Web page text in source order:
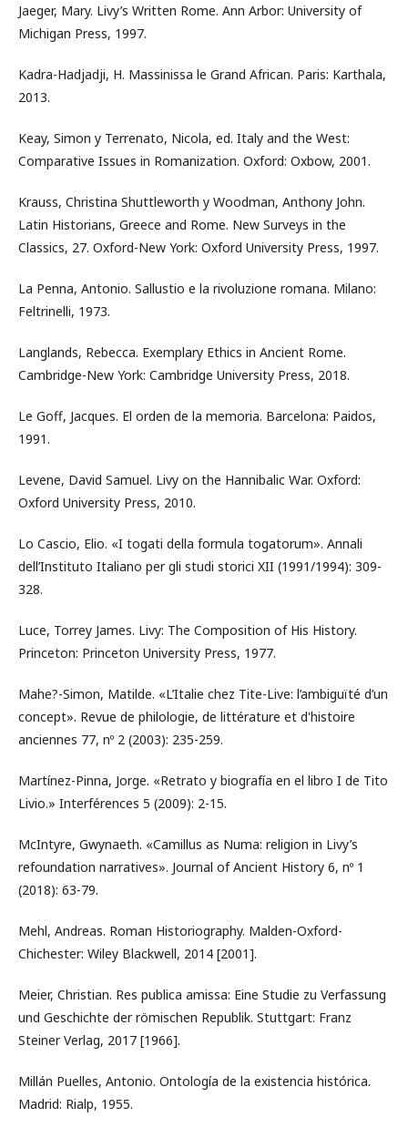
Jaeger, Mary. Livy’s Written Rome. Ann Arbor: University of
Michigan Press, 1997.
Kadra-Hadjadji, H. Massinissa le Grand African. Paris: Karthala,
2013.
Keay, Simon y Terrenato, Nicola, ed. Italy and the West:
Comparative Issues in Romanization. Oxford: Oxbow, 2001.
Krauss, Christina Shuttleworth y Woodman, Anthony John.
Latin Historians, Greece and Rome. New Surveys in the
Classics, 27. Oxford-New York: Oxford University Press, 1997.
La Penna, Antonio. Sallustio e la rivoluzione romana. Milano:
Feltrinelli, 1973.
Langlands, Rebecca. Exemplary Ethics in Ancient Rome.
Cambridge-New York: Cambridge University Press, 2018.
Le Goff, Jacques. El orden de la memoria. Barcelona: Paidos,
1991.
Levene, David Samuel. Livy on the Hannibalic War. Oxford:
Oxford University Press, 2010.
Lo Cascio, Elio. «I togati della formula togatorum». Annali
dell’Instituto Italiano per gli studi storici XII (1991/1994): 309-
328.
Luce, Torrey James. Livy: The Composition of His History.
Princeton: Princeton University Press, 1977.
Mahe?-Simon, Matilde. «L’Italie chez Tite-Live: l’ambiguïté d’un
concept». Revue de philologie, de littérature et d'histoire
anciennes 77, nº 2 (2003): 235-259.
Martínez-Pinna, Jorge. «Retrato y biografía en el libro I de Tito
Livio.» Interférences 5 (2009): 2-15.
McIntyre, Gwynaeth. «Camillus as Numa: religion in Livy’s
refoundation narratives». Journal of Ancient History 6, nº 1
(2018): 63-79.
Mehl, Andreas. Roman Historiography. Malden-Oxford-
Chichester: Wiley Blackwell, 2014 [2001].
Meier, Christian. Res publica amissa: Eine Studie zu Verfassung
und Geschichte der römischen Republik. Stuttgart: Franz
Steiner Verlag, 2017 [1966].
Millán Puelles, Antonio. Ontología de la existencia histórica.
Madrid: Rialp, 1955.